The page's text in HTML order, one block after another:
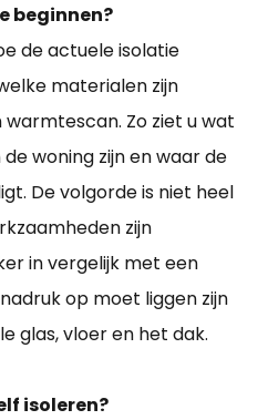
beginnen?
de actuele isolatie
materialen zijn
Zo ziet u wat
woning zijn en waar de
De volgorde is niet heel
zijn
in vergelijk met een
op moet liggen zijn
glas, vloer en het dak.
isoleren?